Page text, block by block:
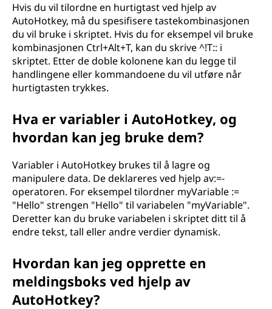
Hvis du vil tilordne en hurtigtast ved hjelp av
AutoHotkey, må du spesifisere tastekombinasjonen
du vil bruke i skriptet. Hvis du for eksempel vil bruke
kombinasjonen Ctrl+Alt+T, kan du skrive ^!T:: i
skriptet. Etter de doble kolonene kan du legge til
handlingene eller kommandoene du vil utføre når
hurtigtasten trykkes.
Hva er variabler i AutoHotkey, og
hvordan kan jeg bruke dem?
Variabler i AutoHotkey brukes til å lagre og
manipulere data. De deklareres ved hjelp av:=-
operatoren. For eksempel tilordner myVariable :=
"Hello" strengen "Hello" til variabelen "myVariable".
Deretter kan du bruke variabelen i skriptet ditt til å
endre tekst, tall eller andre verdier dynamisk.
Hvordan kan jeg opprette en
meldingsboks ved hjelp av
AutoHotkey?